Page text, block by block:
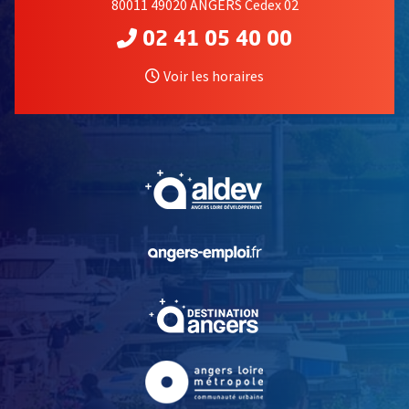
80011 49020 ANGERS Cedex 02
02 41 05 40 00
Voir les horaires
, Ouvre une nouvelle
, Ouvre une nouvelle